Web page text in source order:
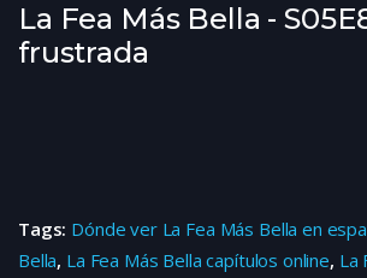
La Fea Más Bella -
frustrada
Tags: Dónde ver La Fea Más Bella en
Bella, La Fea Más Bella capítulos online, La